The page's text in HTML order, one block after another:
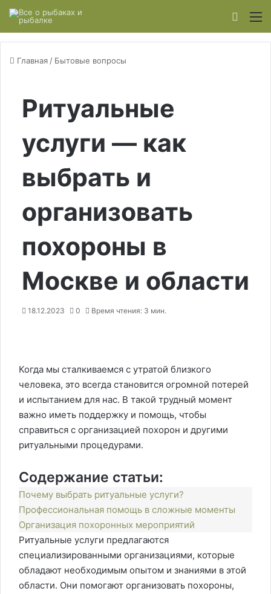
Главная / Бытовые вопросы
Ритуальные
услуги — как
выбрать и
организовать
похороны в
Москве и области
18.12.2023 0 Время чтения: 3 мин.
Когда мы сталкиваемся с утратой близкого
человека, это всегда становится огромной потерей
и испытанием для нас. В такой трудный момент
важно иметь поддержку и помощь, чтобы
справиться с организацией похорон и другими
ритуальными процедурами.
Содержание статьи:
Почему выбрать ритуальные услуги?
Профессиональная помощь в сложные моменты
Организация похоронных мероприятий
Ритуальные услуги предлагаются
специализированными организациями, которые
обладают необходимым опытом и знаниями в этой
области. Они помогают организовать похороны,